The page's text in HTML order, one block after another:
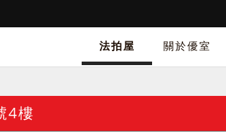
法拍屋 關於優室
4樓